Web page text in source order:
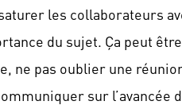
les collaborateurs
du sujet. Ça peut
ne pas oublier une
sur l’avancée